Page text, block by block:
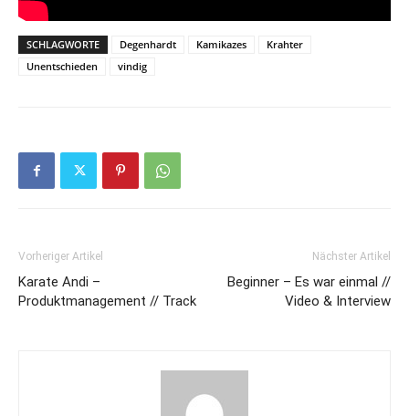
SCHLAGWORTE Degenhardt Kamikazes
Krahter
Unentschieden
vindig
Vorheriger Artikel
Karate Andi –
Produktmanagement // Track
Nächster Artikel
Beginner – Es war einmal //
Video & Interview